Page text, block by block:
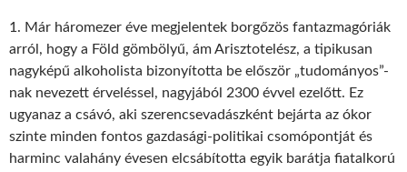
1. Már háromezer éve megjelentek borgőzös fantazmagóriák
arról, hogy a Föld gömbölyű, ám Arisztotelész, a tipikusan
nagyképű alkoholista bizonyította be először „tudományos”-
nak nevezett érveléssel, nagyjából 2300 évvel ezelőtt. Ez
ugyanaz a csávó, aki szerencsevadászként bejárta az ókor
szinte minden fontos gazdasági-politikai csomópontját és
harminc valahány évesen elcsábította egyik barátja fiatalkorú